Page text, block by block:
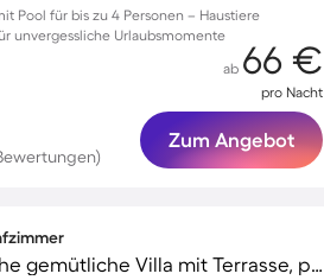
Pool für bis zu 4 Personen – Haustiere
unvergessliche Urlaubsmomente
ab 66 €
pro Nacht
Zum Angebot
Familienfreundliche gemütliche Villa mit Terrasse, privatem Pool und Garten | Naturblick | Hunde erlaubt